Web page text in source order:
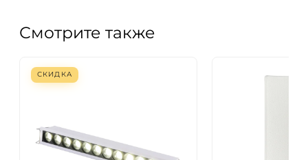
Смотрите также
СКИДКА